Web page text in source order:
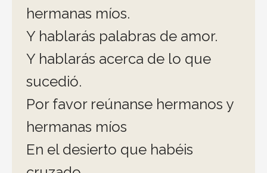
hermanas míos.
Y hablarás palabras de amor.
Y hablarás acerca de lo que
sucedió.
Por favor reúnanse hermanos y
hermanas míos
En el desierto que habéis